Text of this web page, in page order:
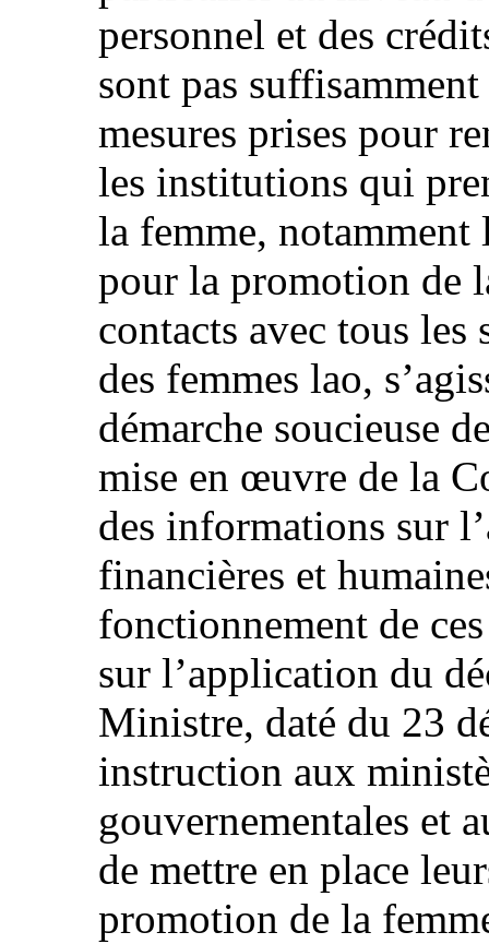
personnel et des
sont pas
mesures prises pour
les institutions qui
la femme,
pour la promotion de
contacts avec tous
des femmes lao,
démarche soucieuse
mise en œuvre de la
des informations sur
financières et
fonctionnement de
sur l’application du
Ministre, daté du 23
instruction aux
gouvernementales et
de mettre en place
promotion de la